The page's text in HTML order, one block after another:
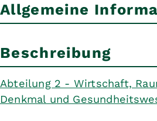
Allgemeine
Beschreibung
Abteilung 2 - Wirtschaft,
Denkmal und